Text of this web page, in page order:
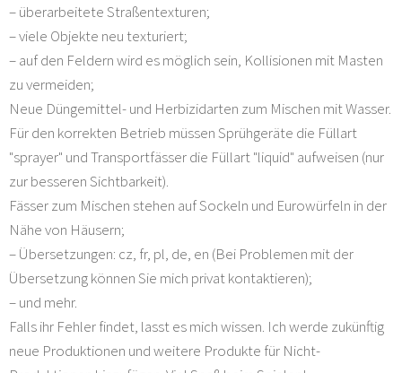
– überarbeitete Straßentexturen;
– viele Objekte neu texturiert;
– auf den Feldern wird es möglich sein, Kollisionen mit Masten
zu vermeiden;
Neue Düngemittel- und Herbizidarten zum Mischen mit Wasser.
Für den korrekten Betrieb müssen Sprühgeräte die Füllart
"sprayer" und Transportfässer die Füllart "liquid" aufweisen (nur
zur besseren Sichtbarkeit).
Fässer zum Mischen stehen auf Sockeln und Eurowürfeln in der
Nähe von Häusern;
– Übersetzungen: cz, fr, pl, de, en (Bei Problemen mit der
Übersetzung können Sie mich privat kontaktieren);
– und mehr.
Falls ihr Fehler findet, lasst es mich wissen. Ich werde zukünftig
neue Produktionen und weitere Produkte für Nicht-